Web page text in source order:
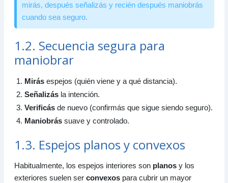
mirás, después señalizás y recién después maniobrás
cuando sea seguro.
1.2. Secuencia segura para
maniobrar
Mirásespejos (quién viene y a qué distancia).
Señalizásla intención.
Verificásde nuevo (confirmás que sigue siendo seguro).
Maniobrássuave y controlado.
1.3. Espejos planos y convexos
Habitualmente, los espejos interiores son planosy los
exteriores suelen ser convexospara cubrir un mayor